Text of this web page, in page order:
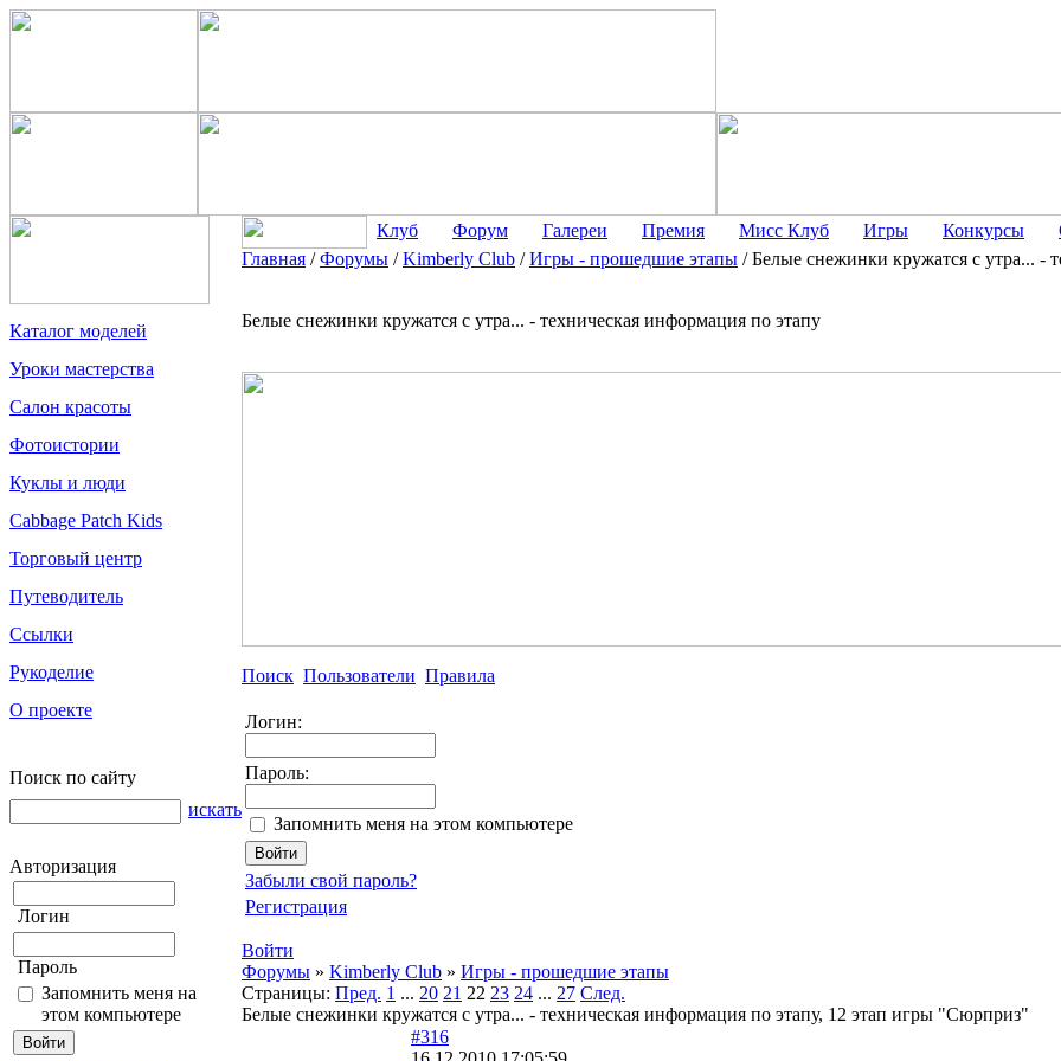
Каталог моделей
Уроки мастерства
Салон красоты
Фотоистории
Куклы и люди
Cabbage Patch Kids
Торговый центр
Путеводитель
Ссылки
Рукоделие
О проекте
Поиск по сайту
искать
Авторизация
Логин
Пароль
Запомнить меня на
этом компьютере
Клуб Форум Галереи Премия Мисс Клуб Игры Конкурсы
Главная /Форумы /Kimberly Club /Игры - прошедшие этапы /Белые снежинки кружатся с утра... -
Белые снежинки кружатся с утра... - техническая информация по этапу
Поиск Пользователи Правила
Логин:
Пароль:
Запомнить меня на этом компьютере
Забыли свой пароль?
Регистрация
Войти
Форумы » Kimberly Club » Игры - прошедшие этапы
Страницы: Пред. 1 ... 20 21 22 23 24 ... 27 След.
Белые снежинки кружатся с утра... - техническая информация по этапу, 12 этап игры "Сюрприз"
#316